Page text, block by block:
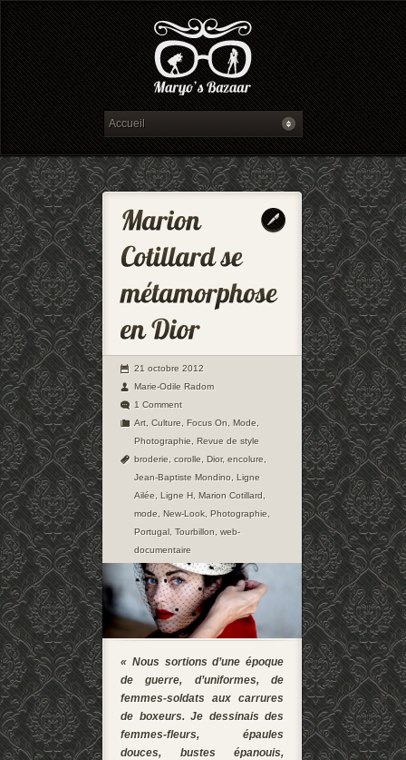
21 octobre 2012
Marie-Odile Radom
1 Comment
Art Culture Focus On Mode
Photographie
Revue de style
broderie
corolle Dior, encolure
Jean-Baptiste Mondino
Ligne
Ailée
Ligne H Marion Cotillard
mode
New-Look Photographie
Portugal Tourbillon web-
documentaire
« Nous sortions d’une époque
de guerre, d’uniformes, de
femmes-soldats aux carrures
de boxeurs. Je dessinais des
femmes-fleurs, épaules
douces, bustes épanouis,